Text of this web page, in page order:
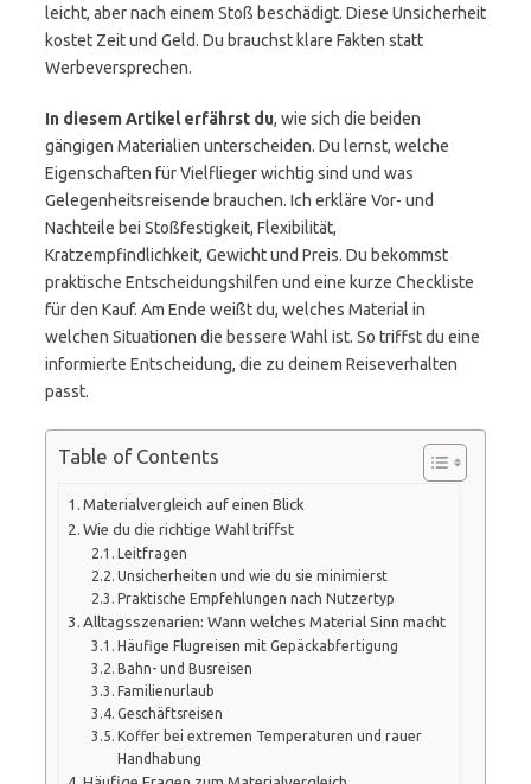
leicht, aber nach einem Stoß beschädigt. Diese Unsicherheit
kostet Zeit und Geld. Du brauchst klare Fakten statt
Werbeversprechen.
In diesem Artikel erfährst du, wie sich die beiden
gängigen Materialien unterscheiden. Du lernst, welche
Eigenschaften für Vielflieger wichtig sind und was
Gelegenheitsreisende brauchen. Ich erkläre Vor- und
Nachteile bei Stoßfestigkeit, Flexibilität,
Kratzempfindlichkeit, Gewicht und Preis. Du bekommst
praktische Entscheidungshilfen und eine kurze Checkliste
für den Kauf. Am Ende weißt du, welches Material in
welchen Situationen die bessere Wahl ist. So triffst du eine
informierte Entscheidung, die zu deinem Reiseverhalten
passt.
Table of Contents
Materialvergleich auf einen Blick
Wie du die richtige Wahl triffst
Leitfragen
Unsicherheiten und wie du sie minimierst
Praktische Empfehlungen nach Nutzertyp
Alltagsszenarien: Wann welches Material Sinn macht
Häufige Flugreisen mit Gepäckabfertigung
Bahn- und Busreisen
Familienurlaub
Geschäftsreisen
Koffer bei extremen Temperaturen und rauer
Handhabung